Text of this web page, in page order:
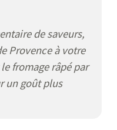
de saveurs,
Provence à votre
fromage râpé par
un goût plus